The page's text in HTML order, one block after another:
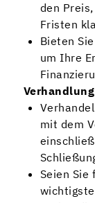
den
Fristen
Bieten
um Ihre
mit dem
Seien Sie